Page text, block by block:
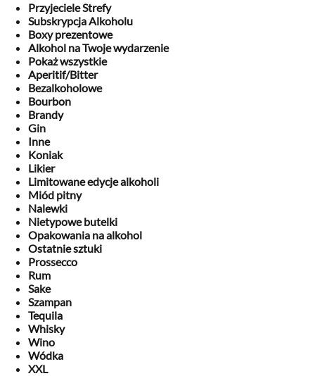
Przyjeciele Strefy
Subskrypcja Alkoholu
Boxy prezentowe
Alkohol na Twoje wydarzenie
Pokaż wszystkie
Aperitif/Bitter
Bezalkoholowe
Bourbon
Brandy
Gin
Inne
Koniak
Likier
Limitowane edycje alkoholi
Miód pitny
Nalewki
Nietypowe butelki
Opakowania na alkohol
Ostatnie sztuki
Prossecco
Rum
Sake
Szampan
Tequila
Whisky
Wino
Wódka
XXL